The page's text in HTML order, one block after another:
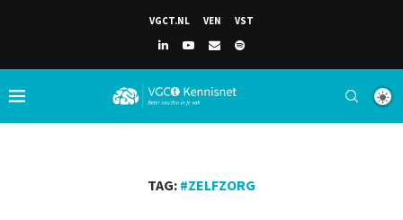
VGCT.NL VEN VST
TAG: #ZELFZORG